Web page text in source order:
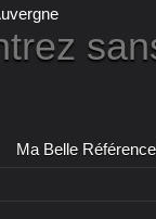
Ma Belle